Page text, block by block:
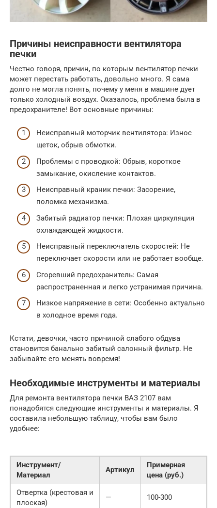
Причины неисправности вентилятора
печки
Честно говоря, причин, по которым вентилятор печки
может перестать работать, довольно много. Я сама
долго не могла понять, почему у меня в машине дует
только холодный воздух. Оказалось, проблема была в
предохранителе! Вот основные причины:
Неисправный моторчик вентилятора: Износ
щеток, обрыв обмотки.
Проблемы с проводкой: Обрыв, короткое
замыкание, окисление контактов.
Неисправный краник печки: Засорение,
поломка механизма.
Забитый радиатор печки: Плохая циркуляция
охлаждающей жидкости.
Неисправный переключатель скоростей: Не
переключает скорости или не работает вообще.
Сгоревший предохранитель: Самая
распространенная и легко устранимая причина.
Низкое напряжение в сети: Особенно актуально
в холодное время года.
Кстати, девочки, часто причиной слабого обдува
становится банально забитый салонный фильтр. Не
забывайте его менять вовремя!
Необходимые инструменты и материалы
Для ремонта вентилятора печки ВАЗ 2107 вам
понадобятся следующие инструменты и материалы. Я
составила небольшую таблицу, чтобы вам было
удобнее:
Инструмент/
Материал
Артикул
Примерная
цена (руб.)
Отвертка (крестовая и
плоская)
— 100-300